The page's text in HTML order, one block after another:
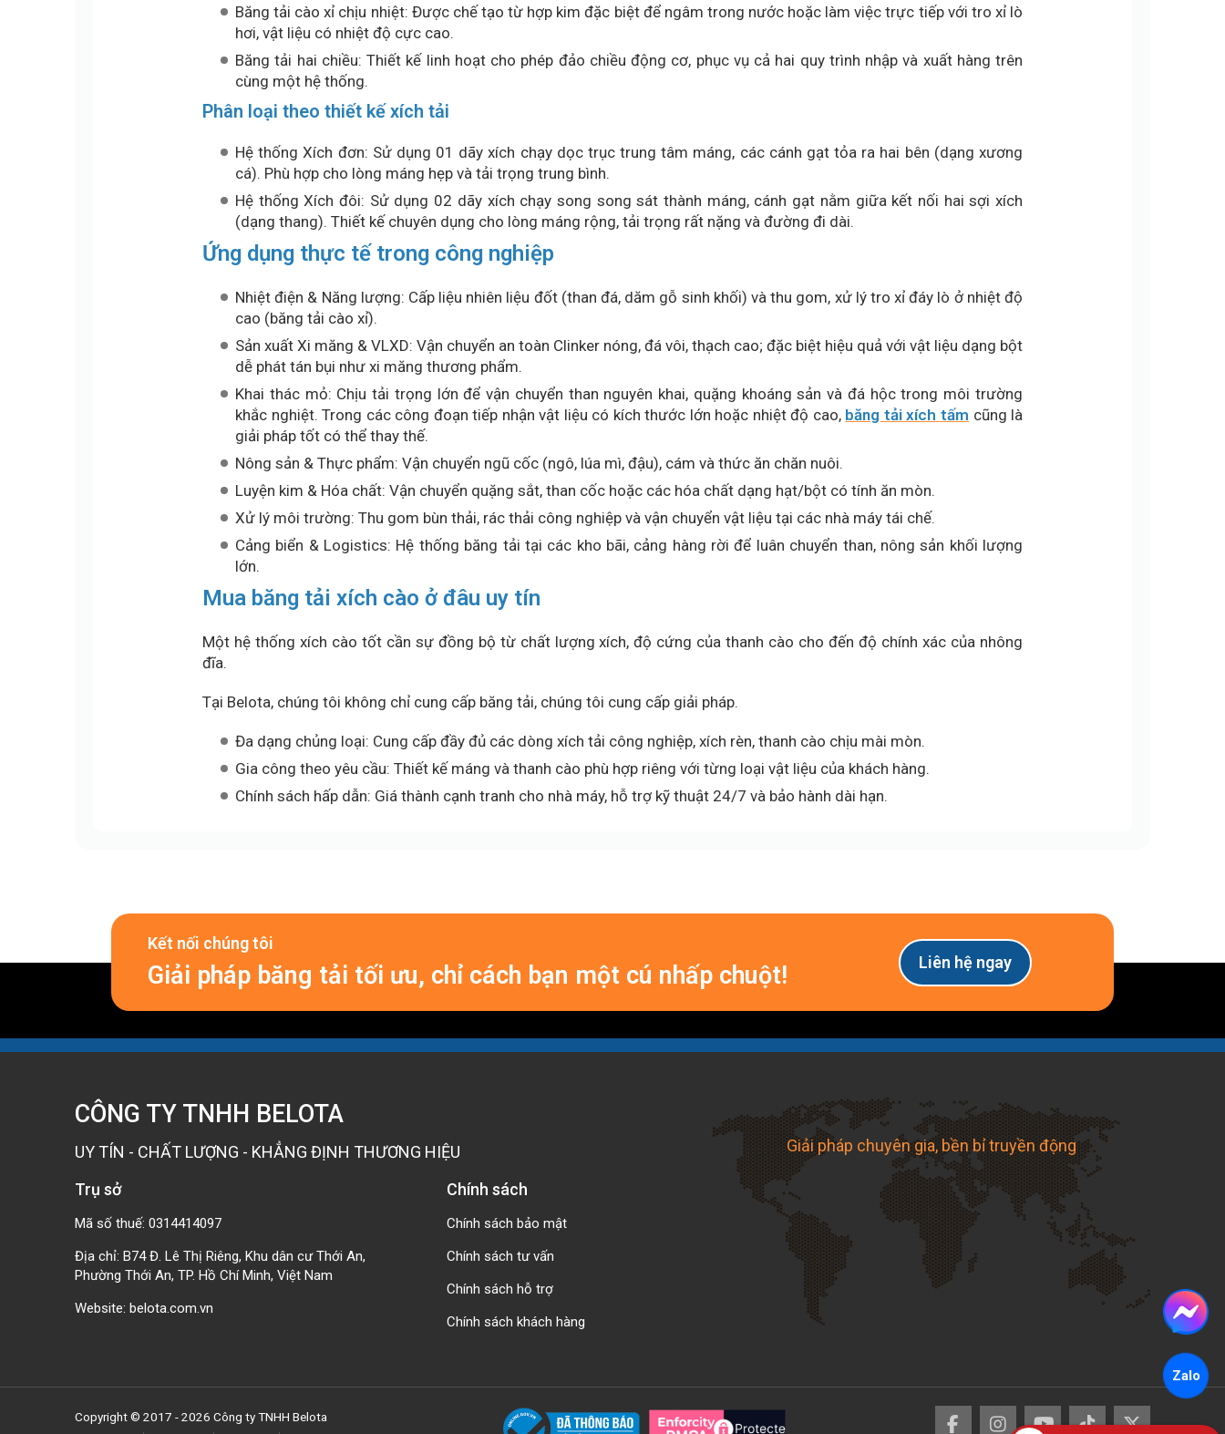
Băng tải cào xỉ chịu nhiệt: Được chế tạo từ hợp kim đặc biệt để ngâm trong nước hoặc làm việc trực tiếp với tro xỉ lò
hơi, vật liệu có nhiệt độ cực cao.
Băng tải hai chiều: Thiết kế linh hoạt cho phép đảo chiều động cơ, phục vụ cả hai quy trình nhập và xuất hàng trên
cùng một hệ thống.
Phân loại theo thiết kế xích tải
Hệ thống Xích đơn: Sử dụng 01 dãy xích chạy dọc trục trung tâm máng, các cánh gạt tỏa ra hai bên (dạng xương
cá). Phù hợp cho lòng máng hẹp và tải trọng trung bình.
Hệ thống Xích đôi: Sử dụng 02 dãy xích chạy song song sát thành máng, cánh gạt nằm giữa kết nối hai sợi xích
(dạng thang). Thiết kế chuyên dụng cho lòng máng rộng, tải trọng rất nặng và đường đi dài.
Ứng dụng thực tế trong công nghiệp
Nhiệt điện & Năng lượng: Cấp liệu nhiên liệu đốt (than đá, dăm gỗ sinh khối) và thu gom, xử lý tro xỉ đáy lò ở nhiệt độ
cao (băng tải cào xỉ).
Sản xuất Xi măng & VLXD: Vận chuyển an toàn Clinker nóng, đá vôi, thạch cao; đặc biệt hiệu quả với vật liệu dạng bột
dễ phát tán bụi như xi măng thương phẩm.
Khai thác mỏ: Chịu tải trọng lớn để vận chuyển than nguyên khai, quặng khoáng sản và đá hộc trong môi trường
khắc nghiệt. Trong các công đoạn tiếp nhận vật liệu có kích thước lớn hoặc nhiệt độ cao, băng tải xích tấm cũng là
giải pháp tốt có thể thay thế.
Nông sản & Thực phẩm: Vận chuyển ngũ cốc (ngô, lúa mì, đậu), cám và thức ăn chăn nuôi.
Luyện kim & Hóa chất: Vận chuyển quặng sắt, than cốc hoặc các hóa chất dạng hạt/bột có tính ăn mòn.
Xử lý môi trường: Thu gom bùn thải, rác thải công nghiệp và vận chuyển vật liệu tại các nhà máy tái chế.
Cảng biển & Logistics: Hệ thống băng tải tại các kho bãi, cảng hàng rời để luân chuyển than, nông sản khối lượng
lớn.
Mua băng tải xích cào ở đâu uy tín
Một hệ thống xích cào tốt cần sự đồng bộ từ chất lượng xích, độ cứng của thanh cào cho đến độ chính xác của nhông
đĩa.
Tại Belota, chúng tôi không chỉ cung cấp băng tải, chúng tôi cung cấp giải pháp.
Đa dạng chủng loại: Cung cấp đầy đủ các dòng xích tải công nghiệp, xích rèn, thanh cào chịu mài mòn.
Gia công theo yêu cầu: Thiết kế máng và thanh cào phù hợp riêng với từng loại vật liệu của khách hàng.
Chính sách hấp dẫn: Giá thành cạnh tranh cho nhà máy, hỗ trợ kỹ thuật 24/7 và bảo hành dài hạn.
Kết nối chúng tôi
Giải pháp băng tải tối ưu, chỉ cách bạn một cú nhấp chuột! Liên hệ ngay
CÔNG TY TNHH BELOTA
UY TÍN - CHẤT LƯỢNG - KHẲNG ĐỊNH THƯƠNG HIỆU
Trụ sở
Mã số thuế: 0314414097
Địa chỉ: B74 Đ. Lê Thị Riêng, Khu dân cư Thới An,
Phường Thới An, TP. Hồ Chí Minh, Việt Nam
Website: belota.com.vn
Chính sách
Chính sách bảo mật
Chính sách tư vấn
Chính sách hỗ trợ
Chính sách khách hàng
Giải pháp chuyên gia, bền bỉ truyền động
Copyright © 2017 - 2026 Công ty TNHH Belota
Zalo